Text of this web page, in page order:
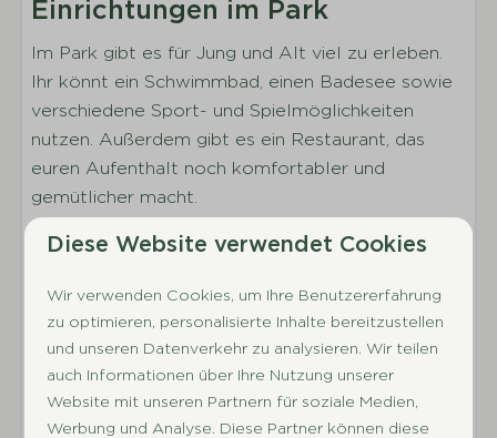
Sanitäranlagen
Angeschlossenes Badezimmer
Anzahl der Badezimmer: 2
Waschbecken
Dusche
Separate Toilette
Außenbereich
Parkplatz beim Ferienhaus
Ladestation E-Bike
Sonnenschirm
Einrichtungen im Park
Im Park gibt es für Jung und Alt viel zu erleben.
Ihr könnt ein Schwimmbad, einen Badesee sowie
verschiedene Sport- und Spielmöglichkeiten
nutzen. Außerdem gibt es ein Restaurant, das
euren Aufenthalt noch komfortabler und
gemütlicher macht.
Entdecken Sie die vielseitige
Umgebung von Drenthe
De Huynen liegt mitten im Nationalpark
Drentsche Aa und ist der ideale Ort für Familien
und Paare, die Ruhe und Natur suchen. Vom Park
aus gelangt ihr direkt in den Wald, wo zahlreiche
Diese Website verwendet Cookies
Wir verwenden Cookies, um Ihre Benutzererfahrung
zu optimieren, personalisierte Inhalte bereitzustellen
und unseren Datenverkehr zu analysieren. Wir teilen
auch Informationen über Ihre Nutzung unserer
Website mit unseren Partnern für soziale Medien,
Werbung und Analyse. Diese Partner können diese